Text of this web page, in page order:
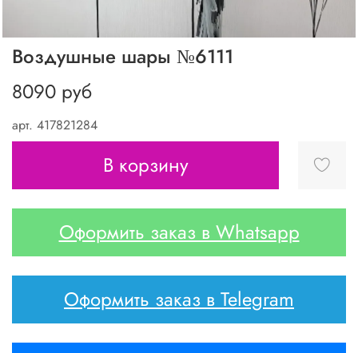
арт. 417821284
Воздушные шары №6111
8090 руб
В корзину
Оформить заказ в Whatsapp
Оформить заказ в Telegram